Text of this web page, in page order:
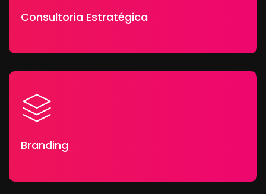
Consultoria Estratégica
Branding